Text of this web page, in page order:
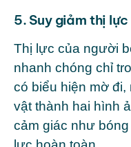
5. Suy giảm thị lực
Thị lực của người
nhanh chóng chỉ
có biểu hiện mờ
vật thành hai hình
cảm giác như